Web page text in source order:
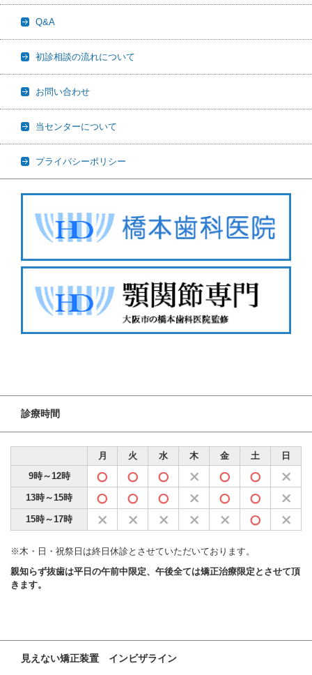
Q&A
初診相談の流れについて
お問い合わせ
当センターについて
プライバシーポリシー
診療時間
月 火 水 木 金 土
日
9時～12時
13時～15時
15時～17時
※木・日・祝祭日は終日休診とさせていただいております。
親知らず抜歯は平日の午前中限定、午後全ては矯正治療限定とさせて頂
きます。
見えない矯正装置 インビザライン